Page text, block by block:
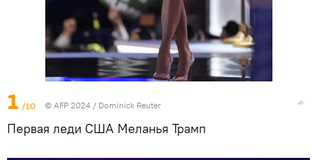
1 /10 © AFP 2024 / Dominick Reuter
Первая леди США Меланья Трамп